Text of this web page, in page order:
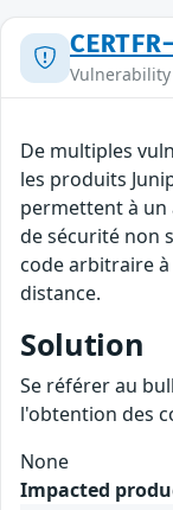
De multiples
les produits
permettent à
de sécurité non
code arbitraire
distance.
Solution
Se référer au
l'obtention des
None
Impacted